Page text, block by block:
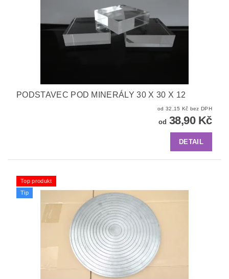
PODSTAVEC POD MINERÁLY 30 X 30 X 12
od 32,15 Kč bez DPH
od 38,90 Kč
DETAIL
Top produkt
Tip